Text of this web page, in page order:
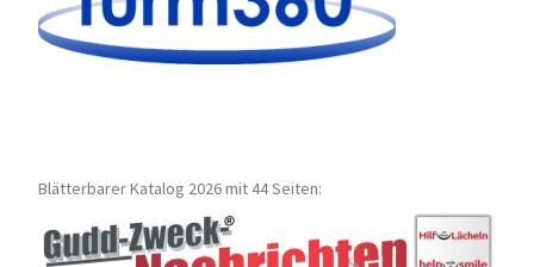
Blätterbarer Katalog 2026 mit 44 Seiten: